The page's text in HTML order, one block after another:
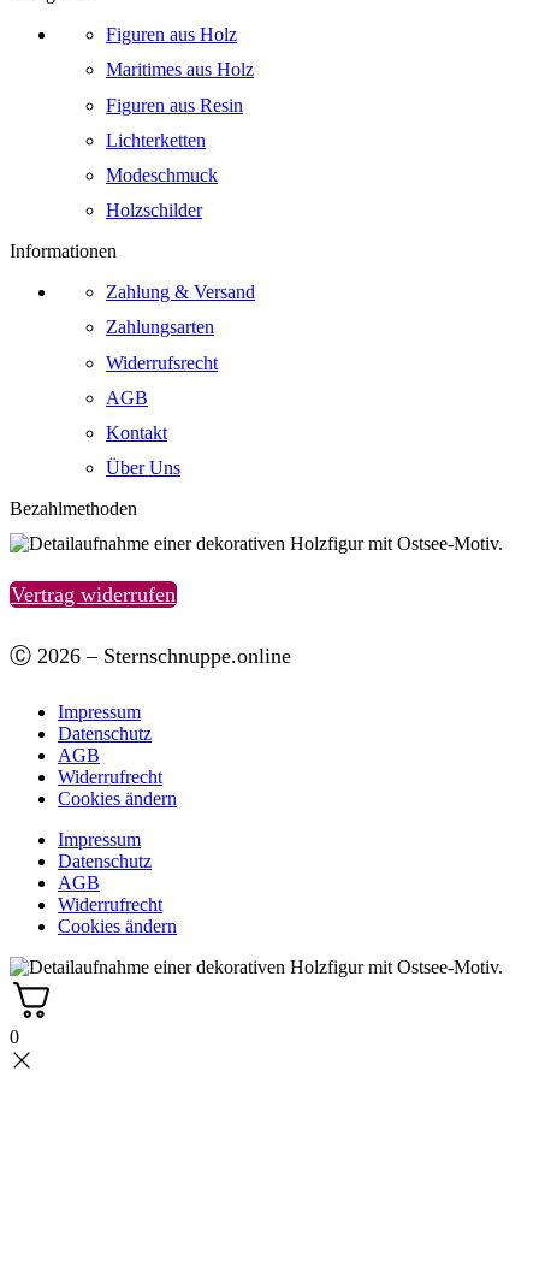
Figuren aus Holz
Maritimes aus Holz
Figuren aus Resin
Lichterketten
Modeschmuck
Holzschilder
Informationen
Zahlung & Versand
Zahlungsarten
Widerrufsrecht
AGB
Kontakt
Über Uns
Bezahlmethoden
Vertrag widerrufen
Ⓒ 2026 – Sternschnuppe.online
Impressum
Datenschutz
AGB
Widerrufrecht
Cookies ändern
Impressum
Datenschutz
AGB
Widerrufrecht
Cookies ändern
0